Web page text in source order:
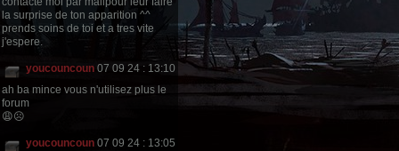
la surprise de ton apparition ^^
prends soins de toi et a tres vite
j'espere.
youcouncoun 07 09 24 : 13:10
ah ba mince vous n'utilisez plus le
forum
😩☹
youcouncoun 07 09 24 : 13:05